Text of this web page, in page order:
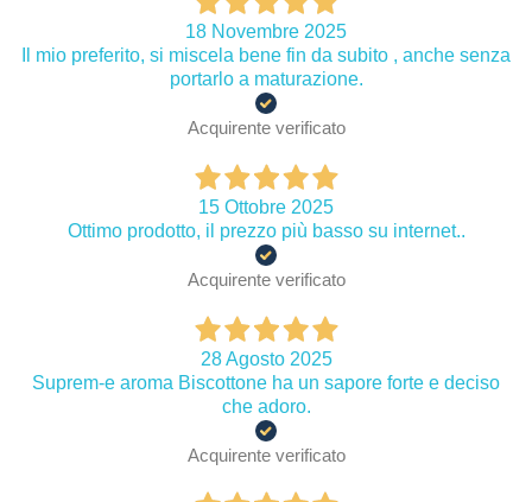
18 Novembre 2025
Il mio preferito, si miscela bene fin da subito , anche senza
portarlo a maturazione.
Acquirente verificato
15 Ottobre 2025
Ottimo prodotto, il prezzo più basso su internet..
Acquirente verificato
28 Agosto 2025
Suprem-e aroma Biscottone ha un sapore forte e deciso
che adoro.
Acquirente verificato